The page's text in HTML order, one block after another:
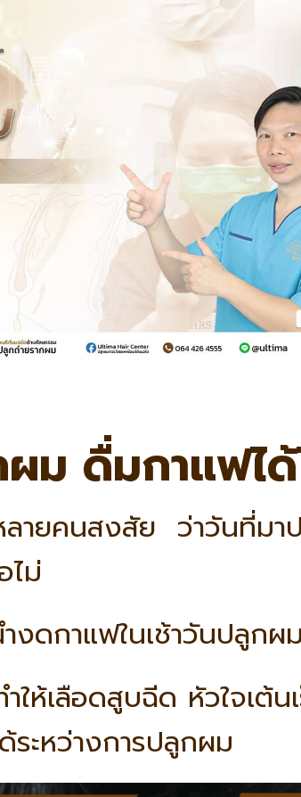
ม ดื่มกาแฟได้
ายคนสงสัย ว่าวันที่มา
ไม่
ดกาแฟในเช้าวันปลูกผม
ให้เลือดสูบฉีด หัวใจเต้น
ระหว่างการปลูกผม